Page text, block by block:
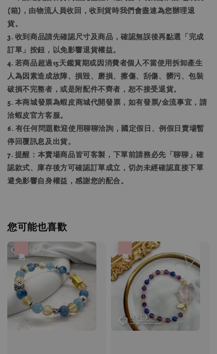
(箱)，由物流人員收回，收到貨時我們會盡速為您辦理退
貨。
3. 收到商品請先確認尺寸及商品，確認無誤後再點選「完成
訂單」按鈕，以免影響退貨權益。
4. 若商品超過15天鑑賞期或因消費者個人不當使用拆卸產生
人為因素造成故障、損毀、磨損、擦傷、刮傷、髒污、包裝
破損不完整者，或是附配件不齊者，恕不接受退貨。
5. 本商城發票為蝦皮商城代開發票，如有發票/金流事宜，請
洽蝦皮官方客服。
6. 有任何問題歡迎使用聊聊洽詢，國定假日、例假日賣場暫
停回覆訊息及出貨。
7. 提醒：本賣場商品皆可客製，下單前請務必先「聊聊」確
認款式、庫存後方可確認訂單成立，切勿未經確認直接下單
避免影響自身權益，感謝您的配合。
您可能也喜歡